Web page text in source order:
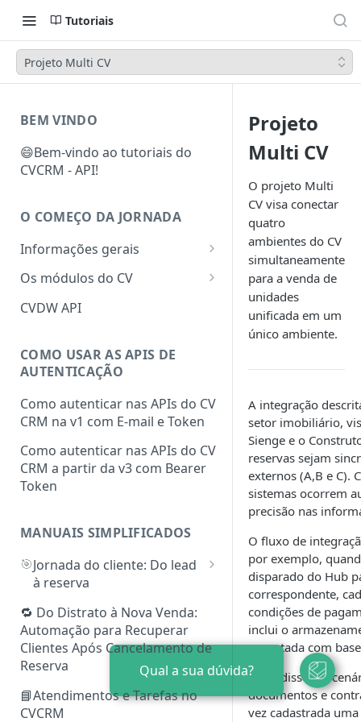
Tutoriais
Projeto Multi CV
BEM VINDO
😄Bem-vindo ao tutoriais do
CVCRM - API!
O COMEÇO DA JORNADA
Informações gerais
Atualização dos Endpoints da
andamento
Os módulos do CV
Prospectar
Relacionar
CVDW API
COMO USAR AS APIS DE
AUTENTICAÇÃO
Como autenticar nas APIs do CV
CRM na v1 com E-mail e Token
Como autenticar nas APIs do CV
CRM a partir da v3 com Bearer
Token
MANUAIS SIMPLIFICADOS
🎯Jornada do cliente: Do lead
à reserva
🧲Envio de Leads ao CVCRM via
API
🔁 Do Distrato à Nova Venda:
Automação para Recuperar
Clientes Após Cancelamento de
Reserva
📘Atendimentos e Tarefas no
CVCRM
Projeto
Multi CV
O projeto Multi
CV visa conectar
quatro
ambientes do CV
simultaneamente
para a venda de
unidades
unificada em um
único ambiente.
A integração
setor imobiliário,
Sienge e o
reservas sejam
externos (A,B e C).
sistemas ocorrem
precisão nas
O fluxo de
por exemplo,
disparado do Hub
correspondente,
condições de
inclui o
executada com
Além disso, os
documentos e
vez cadastrada
Qual a sua dúvida?